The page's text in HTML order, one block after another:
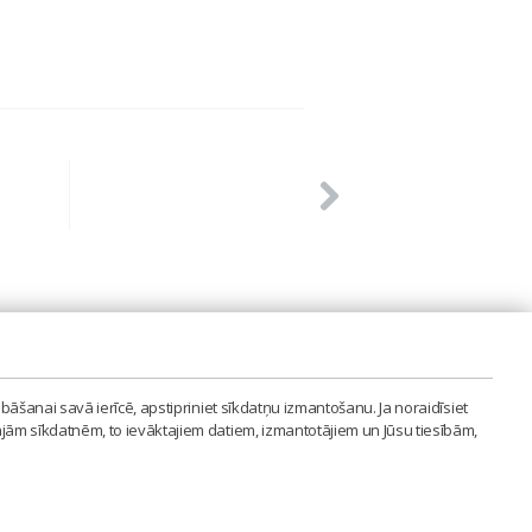
savā ierīcē, apstipriniet sīkdatņu izmantošanu. Ja noraidīsiet
sīkdatnēm, to ievāktajiem datiem, izmantotājiem un Jūsu tiesībām,